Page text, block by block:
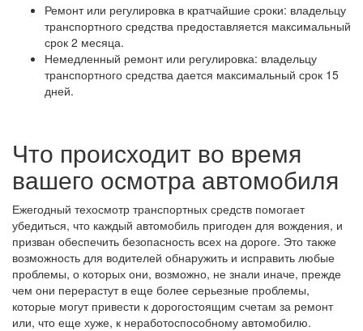
Ремонт или регулировка в кратчайшие сроки: владельцу
транспортного средства предоставляется максимальный
срок 2 месяца.
Немедленный ремонт или регулировка: владельцу
транспортного средства дается максимальный срок 15
дней.
Что происходит во время
вашего осмотра автомобиля
Ежегодный техосмотр транспортных средств помогает
убедиться, что каждый автомобиль пригоден для вождения, и
призван обеспечить безопасность всех на дороге. Это также
возможность для водителей обнаружить и исправить любые
проблемы, о которых они, возможно, не знали иначе, прежде
чем они перерастут в еще более серьезные проблемы,
которые могут привести к дорогостоящим счетам за ремонт
или, что еще хуже, к неработоспособному автомобилю.